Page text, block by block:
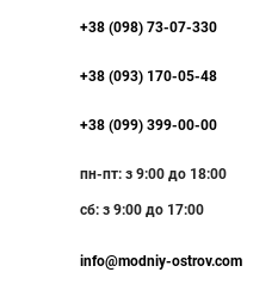
+38 (098) 73-07-330
+38 (093) 170-05-48
+38 (099) 399-00-00
пн-пт: з 9:00 до 18:00
сб: з 9:00 до 17:00
info@modniy-ostrov.com